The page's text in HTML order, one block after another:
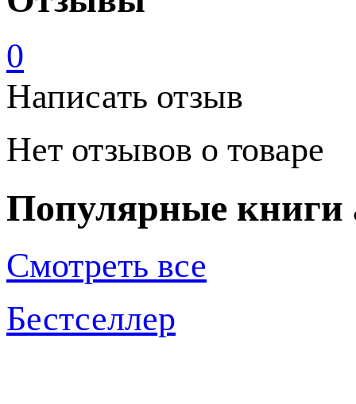
0
Написать отзыв
Нет отзывов о товаре
Популярные книги
Смотреть все
Бестселлер